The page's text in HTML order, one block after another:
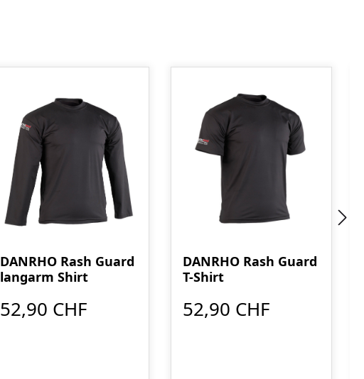
DANRHO Rash Guard
langarm Shirt
52,90 CHF
DANRHO Rash Guard
T-Shirt
52,90 CHF